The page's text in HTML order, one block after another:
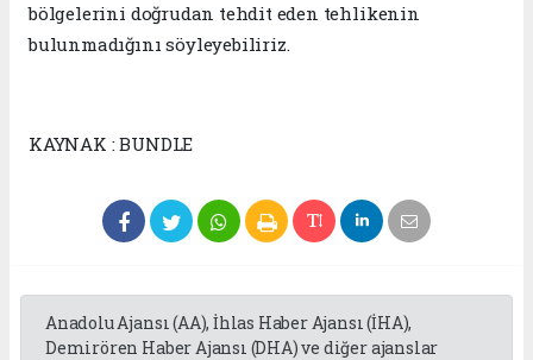
bölgelerini doğrudan tehdit eden tehlikenin
bulunmadığını söyleyebiliriz.
KAYNAK : BUNDLE
Anadolu Ajansı (AA), İhlas Haber Ajansı (İHA),
Demirören Haber Ajansı (DHA) ve diğer ajanslar